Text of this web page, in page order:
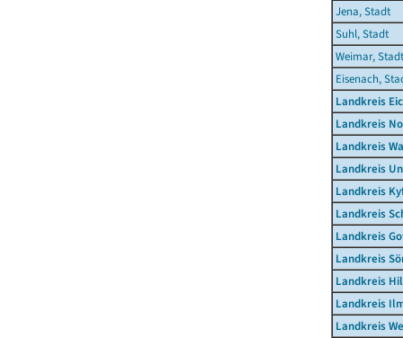
Jena, Stadt
Suhl, Stadt
Weimar, Stadt
Eisenach,
Landkreis
Landkreis
Landkreis
Landkreis
Landkreis
Landkreis
Landkreis
Landkreis
Landkreis
Landkreis
Landkreis